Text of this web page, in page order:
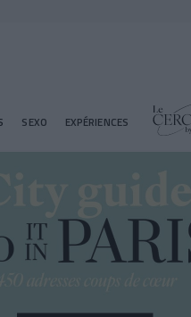
SEXO EXPÉRIENCES